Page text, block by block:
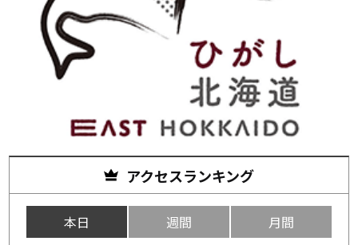
アクセスランキング
本日 週間 月間